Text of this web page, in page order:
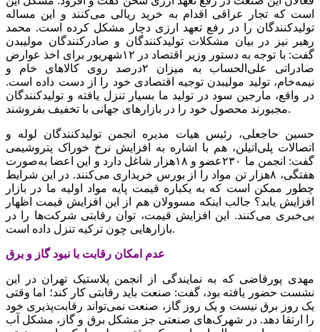
است که تجار عراقی اقدام به خرید ریالی می‌کنند و این مساله
تولیدکنندگان را در رفع تعهد ارزی دچار مشکل کرده است.‌ محمد
رهبر نیز در بیان مشکلات تولیدکنندگان و صادرکنندگان مولیبدن
گفت: با توجه به دستور وزیر اقتصاد در ۱۲شهریور برای اخذ عوارض
صادراتی علی‌الحساب به میزان ۲درصد روی کالاهای خام و
نیمه‌خام، تولید مولیبدن توجیه اقتصادی خود را از دست داده است.
در واقع، مارجین سود در تولید ما بسیار تنزل یافته و تولیدکنندگان
مجبورند‌ محصول خود را در بازارهای جهانی با تخفیف بفروشند.
حسین حاجعلی، رئیس هیات مدیره انجمن تولیدکنندگان لوله و
اتصالات پلی‌اتیلن، هم با اشاره به افزایش‌ نرخ خوراک پتروشیمی
گفت: انجمن ما ۲۳۰عضو و ۱۸هزار شاغل دارد و این اعضا به‌صورت
هفتگی، ۸هزار تن مواد را از بورس خریداری می‌کنند. در این شرایط
چطور ممکن است که به یکباره قیمت پایه مواد اولیه ما در بازار
افزایش یابد؟ جالب اینکه مسوولان هم از این افزایش قیمت اظهار
بی‌خبری می‌کنند. این افزایش قیمت، توان رقابتی شرکت‌ها را در
بازارهایی چون ترکیه تنزل داده است.
عدم امکان رقابت با نبود گاز و برق
مهدی پورقاضی که به نمایندگی از انجمن پلاستیک تهران در این
نشست حضور یافته بود، گفت: صنعت باید رقابتی کار کند؛ اما وقتی
یک روز برق نیست و یک روز گاز، صنعت نمی‌تواند رقابت‌پذیری خود
را ارتقا دهد. در شهرک‌های صنعتی جز مشکل برق و گاز، مشکل آب